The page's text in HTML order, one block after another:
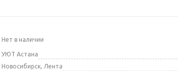
Нет в наличии
УЮТ Астана
Новосибирск, Лента